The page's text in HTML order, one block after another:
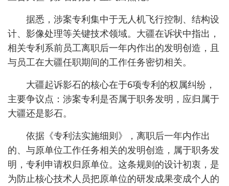
据悉，涉案专利集中于无人机飞行控制、结构设
计、影像处理等关键技术领域。大疆在诉状中指出，
相关专利系前员工离职后一年内作出的发明创造，且
与员工在大疆任职期间的工作任务密切相关。
大疆起诉影石的核心在于‌6项专利的权属纠纷‌，
主要争议点：‌涉案专利是否属于职务发明‌，应归属于
大疆还是影石。
依据《专利法实施细则》，离职后一年内作出
的、与原单位工作任务相关的发明创造，属于职务发
明，专利申请权归原单位。这条规则的设计初衷，是
为防止核心技术人员把原单位的研发成果变成个人的